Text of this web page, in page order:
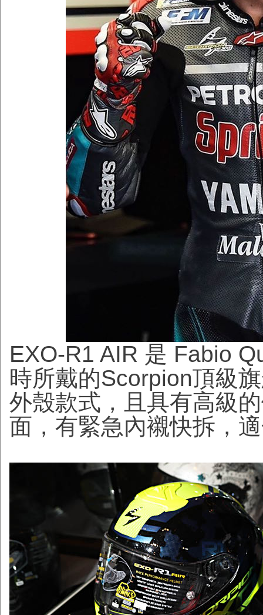
EXO-R1 AIR 是 Fabio
時所戴的Scorpion頂級
外殼款式，且具有高級
面，有緊急內襯快拆，